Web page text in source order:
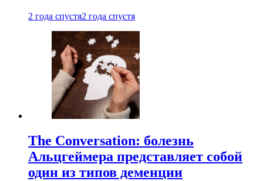
2 года спустя2 года спустя
The Conversation: болезнь
Альцгеймера представляет собой
один из типов деменции